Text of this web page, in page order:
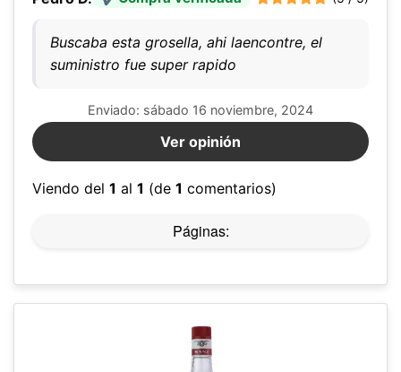
Buscaba esta grosella, ahi laencontre, el
suministro fue super rapido
Enviado: sábado 16 noviembre, 2024
Ver opinión
Viendo del 1 al 1 (de 1 comentarios)
Páginas: